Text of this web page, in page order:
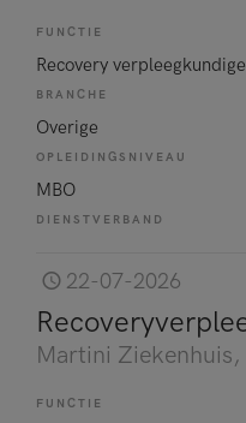
FUNCTIE
Recovery verpleegkundige
BRANCHE
Overige
OPLEIDINGSNIVEAU
MBO
DIENSTVERBAND
22-07-2026
Martini Ziekenhuis
FUNCTIE